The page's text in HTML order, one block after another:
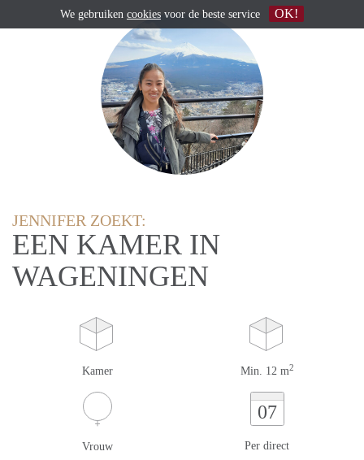
JENNIFER ZOEKT:
EEN KAMER IN
WAGENINGEN
Kamer Min. 12 m2
Vrouw
07
Per direct
We gebruiken cookies voor de beste service OK!